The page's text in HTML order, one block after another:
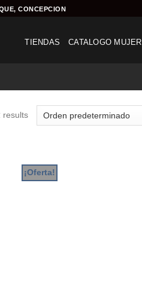
CONCEPCION
TIENDAS CATALOGO MUJER
results
¡Oferta!